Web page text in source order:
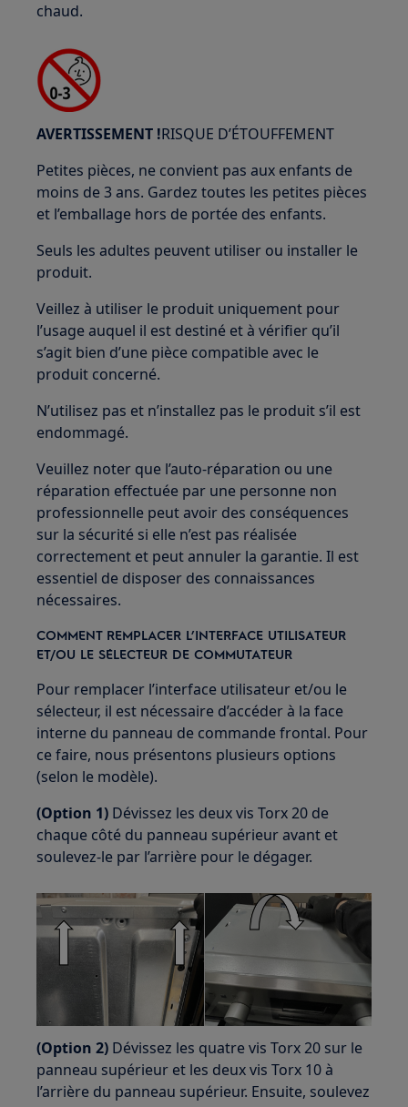
chaud.
AVERTISSEMENT !RISQUE D’ÉTOUFFEMENT
Petites pièces, ne convient pas aux enfants de
moins de 3 ans. Gardez toutes les petites pièces
et l’emballage hors de portée des enfants.
Seuls les adultes peuvent utiliser ou installer le
produit.
Veillez à utiliser le produit uniquement pour
l’usage auquel il est destiné et à vérifier qu’il
s’agit bien d’une pièce compatible avec le
produit concerné.
N’utilisez pas et n’installez pas le produit s’il est
endommagé.
Veuillez noter que l’auto-réparation ou une
réparation effectuée par une personne non
professionnelle peut avoir des conséquences
sur la sécurité si elle n’est pas réalisée
correctement et peut annuler la garantie. Il est
essentiel de disposer des connaissances
nécessaires.
COMMENT REMPLACER L’INTERFACE UTILISATEUR
ET/OU LE SÉLECTEUR DE COMMUTATEUR
Pour remplacer l’interface utilisateur et/ou le
sélecteur, il est nécessaire d’accéder à la face
interne du panneau de commande frontal. Pour
ce faire, nous présentons plusieurs options
(selon le modèle).
(Option 1) Dévissez les deux vis Torx 20 de
chaque côté du panneau supérieur avant et
soulevez-le par l’arrière pour le dégager.
(Option 2) Dévissez les quatre vis Torx 20 sur le
panneau supérieur et les deux vis Torx 10 à
l’arrière du panneau supérieur. Ensuite, soulevez